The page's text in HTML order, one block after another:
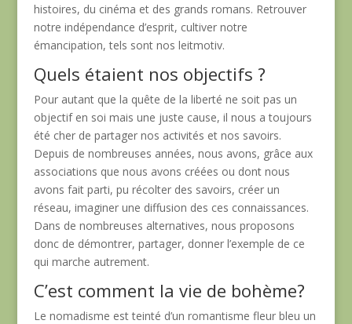
histoires, du cinéma et des grands romans. Retrouver
notre indépendance d’esprit, cultiver notre
émancipation, tels sont nos leitmotiv.
Quels étaient nos objectifs ?
Pour autant que la quête de la liberté ne soit pas un
objectif en soi mais une juste cause, il nous a toujours
été cher de partager nos activités et nos savoirs.
Depuis de nombreuses années, nous avons, grâce aux
associations que nous avons créées ou dont nous
avons fait parti, pu récolter des savoirs, créer un
réseau, imaginer une diffusion des ces connaissances.
Dans de nombreuses alternatives, nous proposons
donc de démontrer, partager, donner l’exemple de ce
qui marche autrement.
C’est comment la vie de bohème?
Le nomadisme est teinté d’un romantisme fleur bleu un